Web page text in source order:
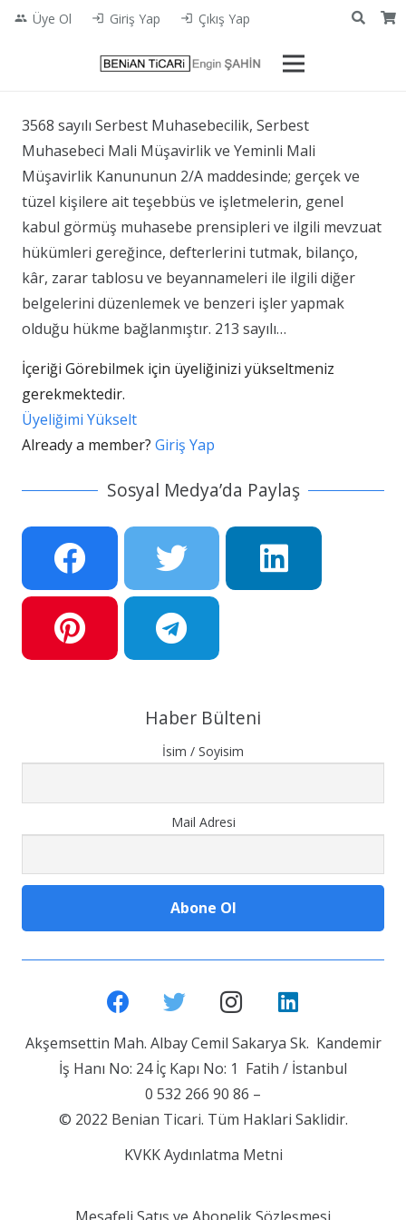
people Üye Ol login Giriş Yap login Çıkış Yap
3568 sayılı Serbest Muhasebecilik, Serbest
Muhasebeci Mali Müşavirlik ve Yeminli Mali
Müşavirlik Kanununun 2/A maddesinde; gerçek ve
tüzel kişilere ait teşebbüs ve işletmelerin, genel
kabul görmüş muhasebe prensipleri ve ilgili mevzuat
hükümleri gereğince, defterlerini tutmak, bilanço,
kâr, zarar tablosu ve beyannameleri ile ilgili diğer
belgelerini düzenlemek ve benzeri işler yapmak
olduğu hükme bağlanmıştır. 213 sayılı…
İçeriği Görebilmek için üyeliğinizi yükseltmeniz
gerekmektedir.
Üyeliğimi Yükselt
Already a member? Giriş Yap
Sosyal Medya’da Paylaş
Haber Bülteni
İsim / Soyisim
Mail Adresi
Akşemsettin Mah. Albay Cemil Sakarya Sk. Kandemir
İş Hanı No: 24 İç Kapı No: 1 Fatih / İstanbul
0 532 266 90 86 –
© 2022 Benian Ticari. Tüm Haklari Saklidir.
KVKK Aydınlatma Metni